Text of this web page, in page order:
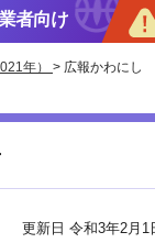
者向け
年） > 広報かわに
更新日 令和3年2月1